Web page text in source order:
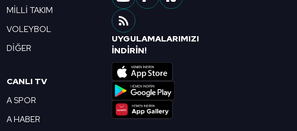
MİLLİ TAKIM
VOLEYBOL
DİĞER
CANLI TV
A SPOR
A HABER
UYGULAMALARIMIZI
İNDİRİN!